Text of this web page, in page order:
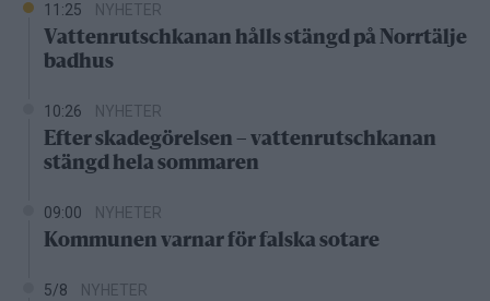
11:25 NYHETER
Vattenrutschkanan hålls stängd på Norrtälje
badhus
10:26 NYHETER
Efter skadegörelsen – vattenrutschkanan
stängd hela sommaren
09:00 NYHETER
Kommunen varnar för falska sotare
5/8 NYHETER